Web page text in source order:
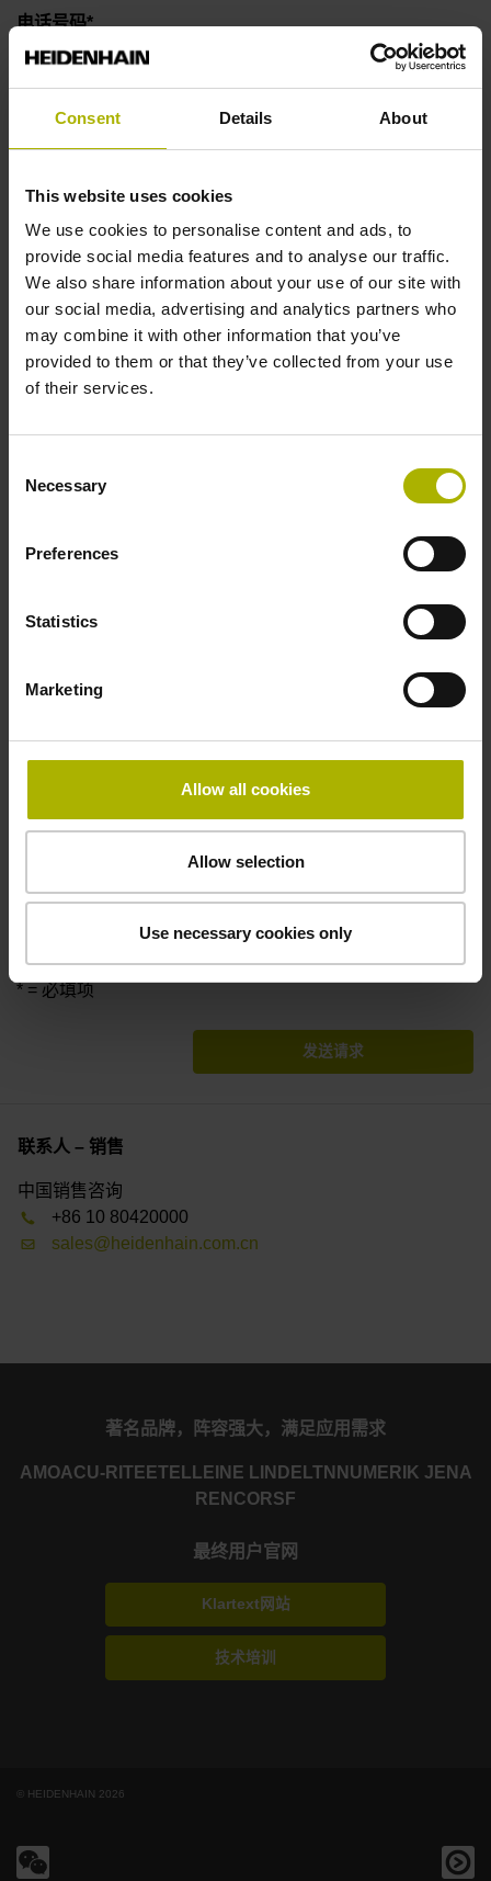
Consent Details About
This website uses cookies
We use cookies to personalise content and ads, to
provide social media features and to analyse our traffic.
We also share information about your use of our site with
our social media, advertising and analytics partners who
may combine it with other information that you’ve
provided to them or that they’ve collected from your use
of their services.
Selection
Necessary
Preferences
Statistics
Marketing
Allow all cookies
Allow selection
Use necessary cookies only
电话号码*
我在此确认我已阅读并同意隐私保护声明。*
DR. JOHANNES HEIDENHAIN GmbH可使用我所提供
的人际联系，也可将其用于DR. JOHANNES
HEIDENHAIN GmbH的市场活动。我可以随时反对如
sales@heidenhain.com.cn。
通过电子方式采集、使用和处理您所提供的个人信息。DR.
JOHANNES HEIDENHAIN GmbH的销售伙伴（例如，子
些销售伙伴可能自行直接与您联系。
* = 必填项
发送请求
联系人 – 销售
中国销售咨询
+86 10 80420000
sales@heidenhain.com.cn
著名品牌，阵容强大，满足应用需求
AMOACU-RITE ETEL LEINE LINDE LTN NUMERIK JENA
RENCORSF
最终用户官网
Klartext网站
技术培训
© HEIDENHAIN 2026